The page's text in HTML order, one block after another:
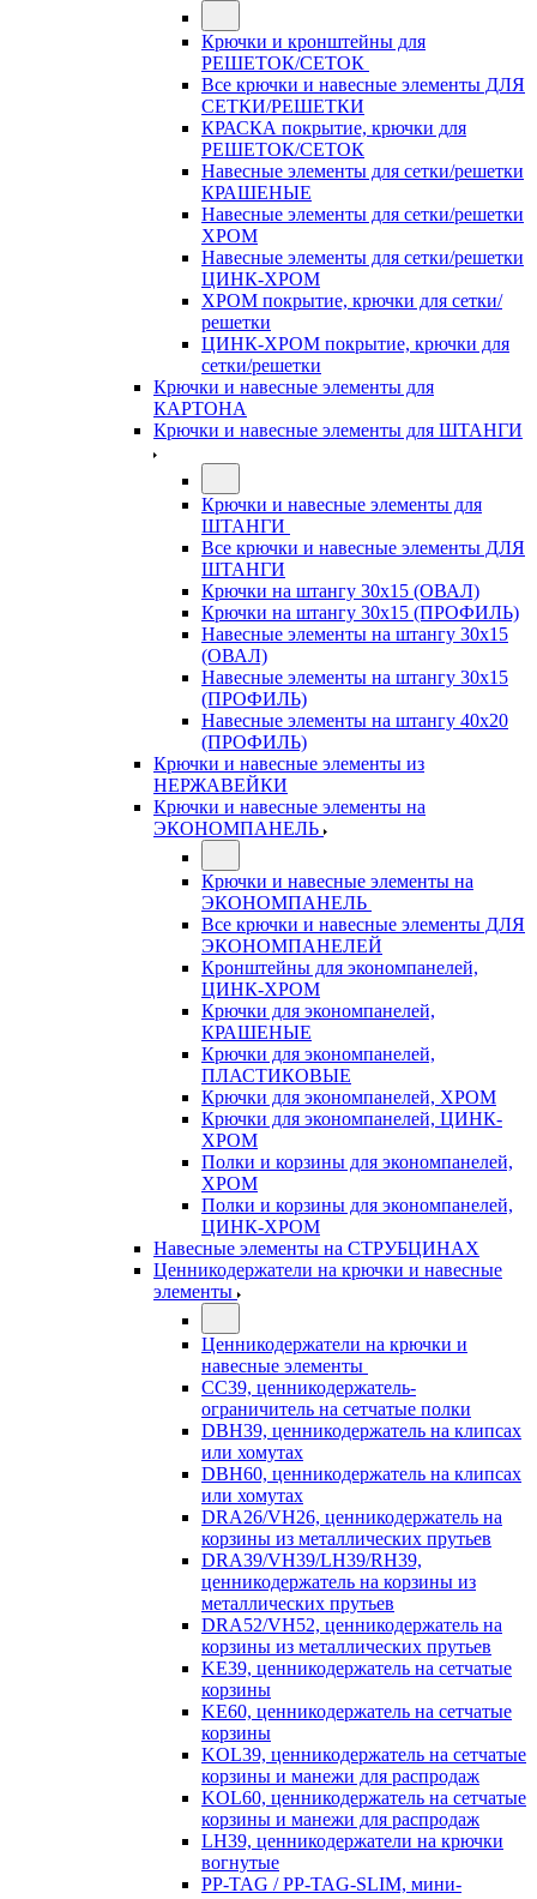
Крючки и кронштейны для
РЕШЕТОК/СЕТОК
Все крючки и навесные элементы ДЛЯ
СЕТКИ/РЕШЕТКИ
КРАСКА покрытие, крючки для
РЕШЕТОК/СЕТОК
Навесные элементы для сетки/решетки
КРАШЕНЫЕ
Навесные элементы для сетки/решетки
ХРОМ
Навесные элементы для сетки/решетки
ЦИНК-ХРОМ
ХРОМ покрытие, крючки для сетки/
решетки
ЦИНК-ХРОМ покрытие, крючки для
сетки/решетки
Крючки и навесные элементы для
КАРТОНА
Крючки и навесные элементы для ШТАНГИ
Крючки и навесные элементы для
ШТАНГИ
Все крючки и навесные элементы ДЛЯ
ШТАНГИ
Крючки на штангу 30х15 (ОВАЛ)
Крючки на штангу 30х15 (ПРОФИЛЬ)
Навесные элементы на штангу 30х15
(ОВАЛ)
Навесные элементы на штангу 30х15
(ПРОФИЛЬ)
Навесные элементы на штангу 40х20
(ПРОФИЛЬ)
Крючки и навесные элементы из
НЕРЖАВЕЙКИ
Крючки и навесные элементы на
ЭКОНОМПАНЕЛЬ
Крючки и навесные элементы на
ЭКОНОМПАНЕЛЬ
Все крючки и навесные элементы ДЛЯ
ЭКОНОМПАНЕЛЕЙ
Кронштейны для экономпанелей,
ЦИНК-ХРОМ
Крючки для экономпанелей,
КРАШЕНЫЕ
Крючки для экономпанелей,
ПЛАСТИКОВЫЕ
Крючки для экономпанелей, ХРОМ
Крючки для экономпанелей, ЦИНК-
ХРОМ
Полки и корзины для экономпанелей,
ХРОМ
Полки и корзины для экономпанелей,
ЦИНК-ХРОМ
Навесные элементы на СТРУБЦИНАХ
Ценникодержатели на крючки и навесные
элементы
Ценникодержатели на крючки и
навесные элементы
CC39, ценникодержатель-
ограничитель на сетчатые полки
DBH39, ценникодержатель на клипсах
или хомутах
DBH60, ценникодержатель на клипсах
или хомутах
DRA26/VH26, ценникодержатель на
корзины из металлических прутьев
DRA39/VH39/LH39/RH39,
ценникодержатель на корзины из
металлических прутьев
DRA52/VH52, ценникодержатель на
корзины из металлических прутьев
KE39, ценникодержатель на сетчатые
корзины
KE60, ценникодержатель на сетчатые
корзины
KOL39, ценникодержатель на сетчатые
корзины и манежи для распродаж
KOL60, ценникодержатель на сетчатые
корзины и манежи для распродаж
LH39, ценникодержатели на крючки
вогнутые
PP-TAG / PP-TAG-SLIM, мини-